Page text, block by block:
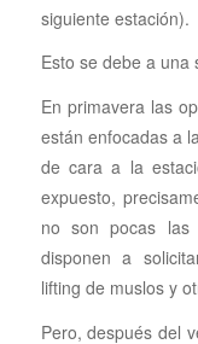
siguiente estación).
Esto se debe a una
En primavera las
están enfocadas a
de cara a la
expuesto,
no son pocas las
disponen a
lifting de muslos y
Pero, después del